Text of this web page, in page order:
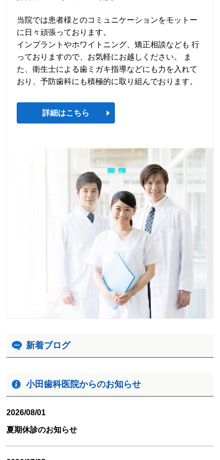
当院では患者様とのコミュニケーションをモットー
に日々頑張っております。
インプラントやホワイトニング、矯正相談なども 行
っておりますので、お気軽にお越しください。 ま
た、衛生士による歯ミガキ指導などにも力を入れて
おり、予防歯科にも積極的に取り組んでおります。
詳細はこちら
新着ブログ
小田歯科医院からのお知らせ
2026/08/01
夏期休診のお知らせ